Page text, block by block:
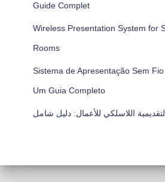
Guide Complet
Wireless Presentation System for
Rooms
Sistema de Apresentação Sem
Um Guia Completo
اللاسلكي للأعمال: دليل شامل